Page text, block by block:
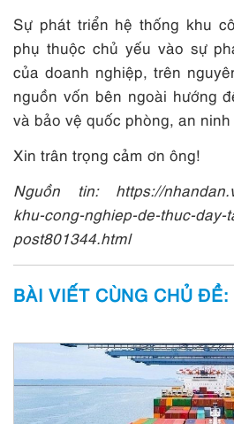
Sự phát triển hệ thống khu
phụ thuộc chủ yếu vào sự
của doanh nghiệp, trên
nguồn vốn bên ngoài hướng
và bảo vệ quốc phòng, an
Xin trân trọng cảm ơn ông!
Nguồn tin: https://
khu-cong-nghiep-de-thuc-day-
post801344.html
BÀI VIẾT CÙNG CHỦ ĐỀ: